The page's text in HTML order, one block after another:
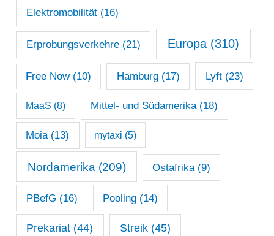
Elektromobilität(16)
Erprobungsverkehre(21) Europa(310)
Free Now(10) Hamburg(17) Lyft(23)
MaaS (8) Mittel- und Südamerika(18)
Moia(13) mytaxi (5)
Nordamerika (209) Ostafrika (9)
PBefG (16) Pooling (14)
Prekariat (44) Streik(45)